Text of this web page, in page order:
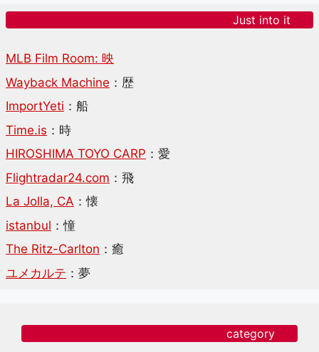
Just into it
MLB Film Room: 映
Wayback Machine ：歴
ImportYeti ：船
Time.is ：時
HIROSHIMA TOYO CARP ：愛
Flightradar24.com ：飛
La Jolla, CA ：懐
istanbul ：憧
The Ritz-Carlton ：癒
ユメカルテ ：夢
category